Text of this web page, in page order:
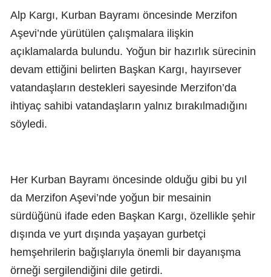
Alp Kargı, Kurban Bayramı öncesinde Merzifon
Aşevi’nde yürütülen çalışmalara ilişkin
açıklamalarda bulundu. Yoğun bir hazırlık sürecinin
devam ettiğini belirten Başkan Kargı, hayırsever
vatandaşların destekleri sayesinde Merzifon’da
ihtiyaç sahibi vatandaşların yalnız bırakılmadığını
söyledi.
Her Kurban Bayramı öncesinde olduğu gibi bu yıl
da Merzifon Aşevi’nde yoğun bir mesainin
sürdüğünü ifade eden Başkan Kargı, özellikle şehir
dışında ve yurt dışında yaşayan gurbetçi
hemşehrilerin bağışlarıyla önemli bir dayanışma
örneği sergilendiğini dile getirdi.